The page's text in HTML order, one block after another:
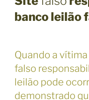
banco leilão
Quando a
falso
leilão pode
demonstrado